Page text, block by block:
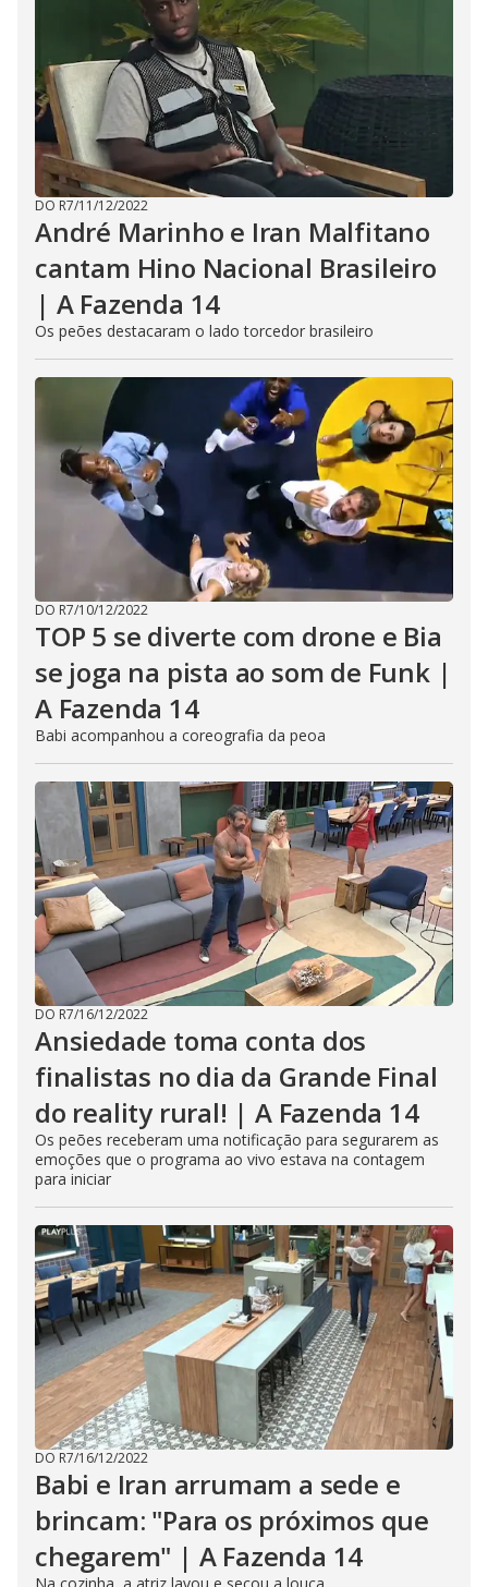
DO R7/11/12/2022
André Marinho e Iran Malfitano
cantam Hino Nacional Brasileiro
| A Fazenda 14
Os peões destacaram o lado torcedor brasileiro
DO R7/10/12/2022
TOP 5 se diverte com drone e Bia
se joga na pista ao som de Funk |
A Fazenda 14
Babi acompanhou a coreografia da peoa
DO R7/16/12/2022
Ansiedade toma conta dos
finalistas no dia da Grande Final
do reality rural! | A Fazenda 14
Os peões receberam uma notificação para segurarem as
emoções que o programa ao vivo estava na contagem
para iniciar
DO R7/16/12/2022
Babi e Iran arrumam a sede e
brincam: "Para os próximos que
chegarem" | A Fazenda 14